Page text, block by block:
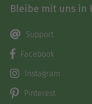
Bleibe mit uns in
Support
Facebook
Instagram
Pinterest